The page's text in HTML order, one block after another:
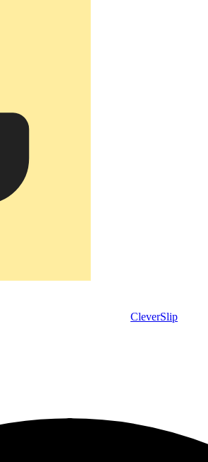
CleverSlip